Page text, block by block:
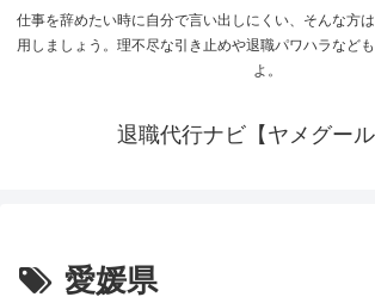
仕事を辞めたい時に自分で言い出しにくい、そんな方
用しましょう。理不尽な引き止めや退職パワハラなど
よ。
退職代行ナビ【ヤメグール
愛媛県